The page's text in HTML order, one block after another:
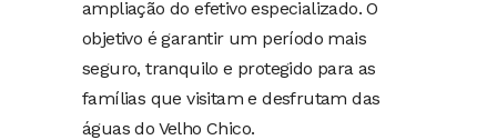
ampliação do efetivo especializado. O
objetivo é garantir um período mais
seguro, tranquilo e protegido para as
famílias que visitam e desfrutam das
águas do Velho Chico.